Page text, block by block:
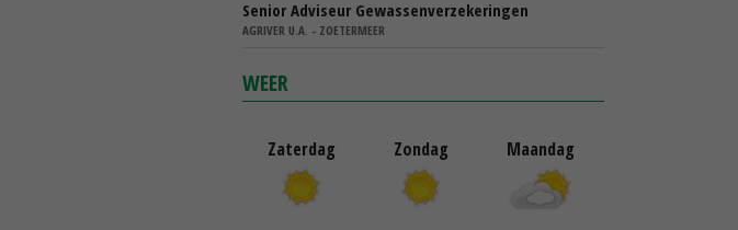
Senior Adviseur Gewassenverzekeringen
AGRIVER U.A. - ZOETERMEER
WEER
Zaterdag Zondag Maandag